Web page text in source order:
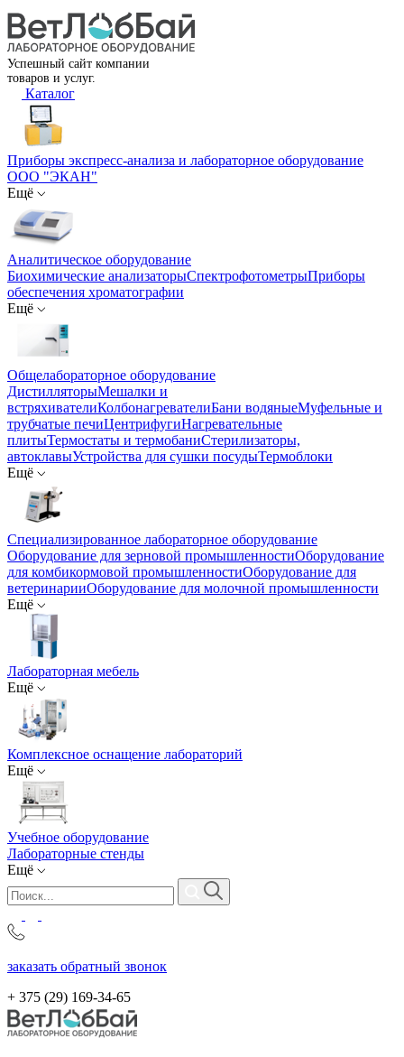
Успешный сайт компании
товаров и услуг.
Каталог
Приборы экспресс-анализа и лабораторное оборудование
ООО "ЭКАН"
Ещё
Аналитическое оборудование
Биохимические анализаторыСпектрофотометрыПриборы
обеспечения хроматографии
Ещё
Общелабораторное оборудование
ДистилляторыМешалки и
встряхивателиКолбонагревателиБани водяныеМуфельные и
трубчатые печиЦентрифугиНагревательные
плитыТермостаты и термобаниСтерилизаторы,
автоклавыУстройства для сушки посудыТермоблоки
Ещё
Специализированное лабораторное оборудование
Оборудование для зерновой промышленностиОборудование
для комбикормовой промышленностиОборудование для
ветеринарииОборудование для молочной промышленности
Ещё
Лабораторная мебель
Ещё
Комплексное оснащение лабораторий
Ещё
Учебное оборудование
Лабораторные стенды
Ещё
заказать обратный звонок
+ 375 (29) 169-34-65